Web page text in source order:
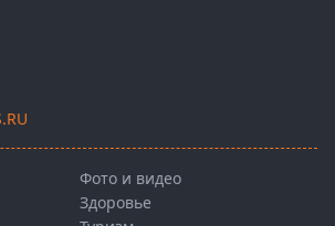
Фото и видео
Здоровье